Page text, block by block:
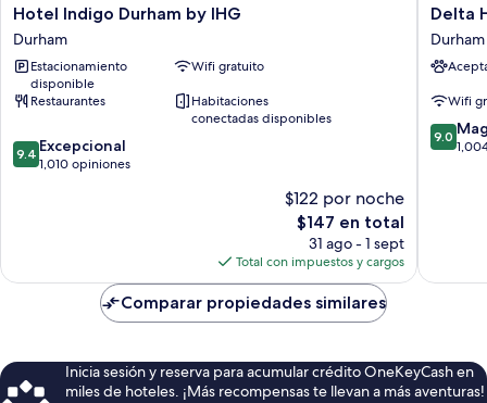
Hotel
Indigo
Durham
by
IHG
Durham
Hotel Indigo Durham by IHG
Durham
Estacionamiento
disponible
Wifi gratuito
Restaurantes
Habitaciones
conectadas disponibles
9.4
de
9.4 Excepcional
1,010 opiniones
$122 por noche
El
precio
actual
es
de
$147
$147 en total
31 ago - 1 sept
Total con impuestos y cargos
Delta
Hotels
Durham
Royal
Durham
Delta
Durham
Wifi
9.0
de
9.0
Comparar propiedades similares
Inicia sesión y reserva para acumular crédito OneKeyCash en
miles de hoteles. ¡Más recompensas te llevan a más aventuras!